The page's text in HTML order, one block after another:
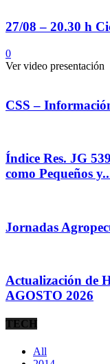
27/08 – 20.30 h
0
Ver video presentación
CSS –
Índice Res. JG
como Pequeños
Jornadas
Actualización de
AGOSTO 2026
TECH
All